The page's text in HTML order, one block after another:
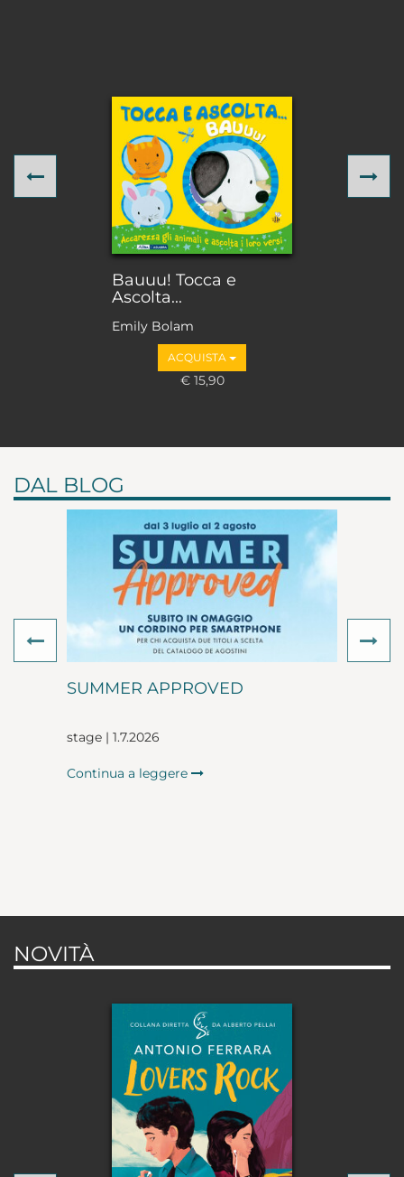
Bauuu! Tocca e
Ascolta...
Emily Bolam
ACQUISTA
€ 15,90
Previous
DAL BLOG
SUMMER APPROVED
stage | 1.7.2026
Continua a leggere
Previous
NOVITÀ